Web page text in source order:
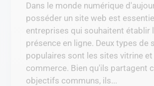
Dans le monde numérique
posséder un site web est
entreprises qui souhaitent établir
présence en ligne. Deux types de
populaires sont les sites vitrine
commerce. Bien qu'ils partagent
objectifs communs, ils...